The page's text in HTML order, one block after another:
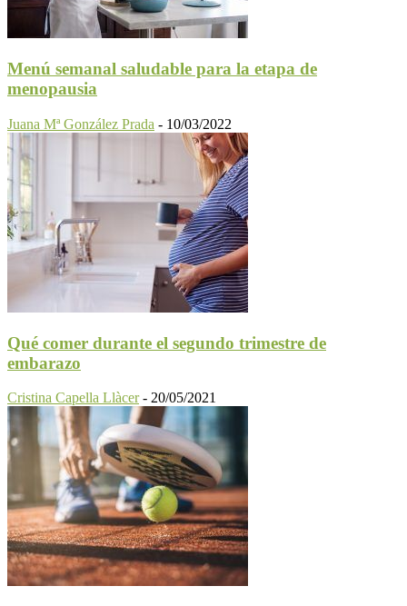
Menú semanal saludable para la etapa de
menopausia
Juana Mª González Prada - 10/03/2022
Qué comer durante el segundo trimestre de
embarazo
Cristina Capella Llàcer - 20/05/2021